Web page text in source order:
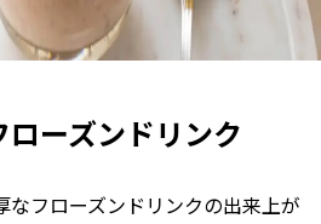
ーズンドリンク
なフローズンドリンクの出来上が